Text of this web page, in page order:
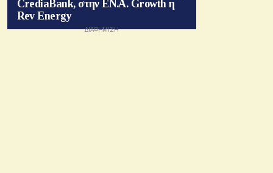
CrediaBank, στην ΕΝ.Α. Growth η
Rev Energy